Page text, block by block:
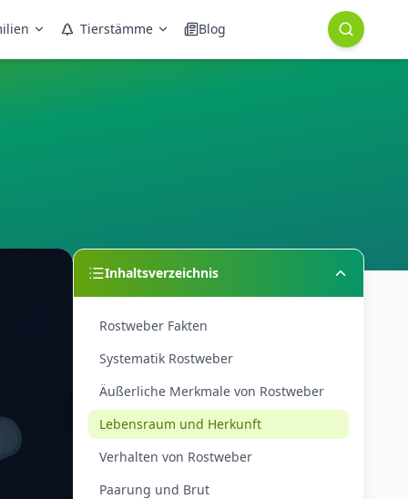
Tierstämme Blog
Inhaltsverzeichnis
Rostweber Fakten
Systematik Rostweber
Äußerliche Merkmale von Rostweber
Lebensraum und Herkunft
Verhalten von Rostweber
Paarung und Brut